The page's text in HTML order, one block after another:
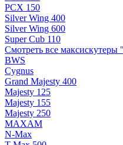
PCX 150
Silver Wing 400
Silver Wing 600
Super Cub 110
Смотреть все максискутеры
BWS
Cygnus
Grand Majesty 400
Majesty 125
Majesty 155
Majesty 250
MAXAM
N-Max